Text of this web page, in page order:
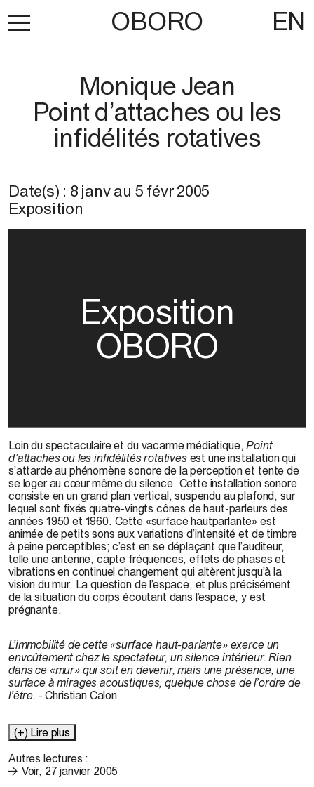
OBORO EN
Monique Jean
Point d’attaches ou les
infidélités rotatives
Date(s) : 8 janvau 5 févr 2005
Exposition
Exposition
OBORO
Loin du spectaculaire et du vacarme médiatique,Point
d’attaches ou les infidélités rotativesest une installation qui
s’attarde au phénomène sonore de la perception et tente de
se loger au cœur même du silence. Cette installation sonore
consiste en un grand plan vertical, suspendu au plafond, sur
lequel sont fixés quatre-vingts cônes de haut-parleurs des
années 1950 et 1960. Cette «surface hautparlante» est
animée de petits sons aux variations d’intensité et de timbre
à peine perceptibles; c’est en se déplaçant que l’auditeur,
telle une antenne, capte fréquences, effets de phases et
vibrations en continuel changement qui altèrent jusqu’à la
vision du mur. La question de l’espace, et plus précisément
de la situation du corps écoutant dans l’espace, y est
prégnante.
L’immobilité de cette «surface haut-parlante» exerce un
envoûtement chez le spectateur, un silence intérieur. Rien
dans ce «mur» qui soit en devenir, mais une présence, une
surface à mirages acoustiques, quelque chose de l’ordre de
l’être. - Christian Calon
(+) Lire plus
Autres lectures :
Voir, 27 janvier 2005